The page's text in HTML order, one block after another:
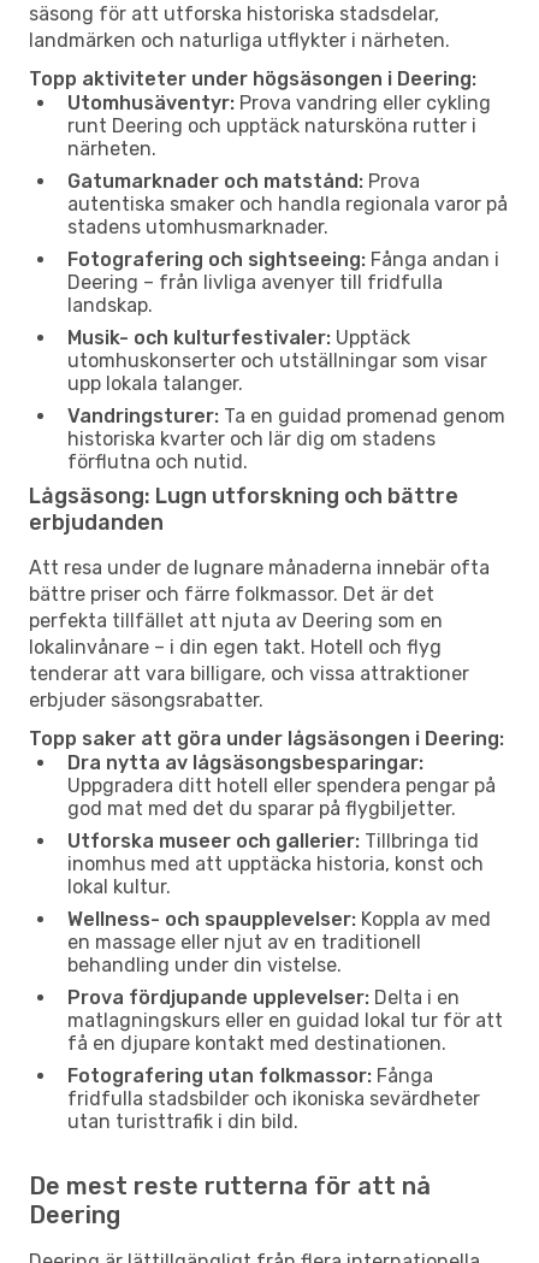
säsong för att utforska historiska stadsdelar,
landmärken och naturliga utflykter i närheten.
Topp aktiviteter under högsäsongen i Deering:
Utomhusäventyr: Prova vandring eller cykling
runt Deering och upptäck natursköna rutter i
närheten.
Gatumarknader och matstånd: Prova
autentiska smaker och handla regionala varor på
stadens utomhusmarknader.
Fotografering och sightseeing: Fånga andan i
Deering – från livliga avenyer till fridfulla
landskap.
Musik- och kulturfestivaler: Upptäck
utomhuskonserter och utställningar som visar
upp lokala talanger.
Vandringsturer: Ta en guidad promenad genom
historiska kvarter och lär dig om stadens
förflutna och nutid.
Lågsäsong: Lugn utforskning och bättre
erbjudanden
Att resa under de lugnare månaderna innebär ofta
bättre priser och färre folkmassor. Det är det
perfekta tillfället att njuta av Deering som en
lokalinvånare – i din egen takt. Hotell och flyg
tenderar att vara billigare, och vissa attraktioner
erbjuder säsongsrabatter.
Topp saker att göra under lågsäsongen i Deering:
Dra nytta av lågsäsongsbesparingar:
Uppgradera ditt hotell eller spendera pengar på
god mat med det du sparar på flygbiljetter.
Utforska museer och gallerier: Tillbringa tid
inomhus med att upptäcka historia, konst och
lokal kultur.
Wellness- och spaupplevelser: Koppla av med
en massage eller njut av en traditionell
behandling under din vistelse.
Prova fördjupande upplevelser: Delta i en
matlagningskurs eller en guidad lokal tur för att
få en djupare kontakt med destinationen.
Fotografering utan folkmassor: Fånga
fridfulla stadsbilder och ikoniska sevärdheter
utan turisttrafik i din bild.
De mest reste rutterna för att nå
Deering